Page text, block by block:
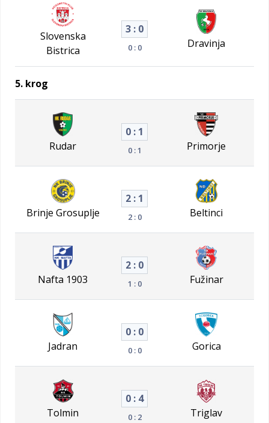
Slovenska
Bistrica
3 : 0
0 : 0 Dravinja
5. krog
Rudar
0 : 1
0 : 1 Primorje
Brinje Grosuplje
2 : 1
2 : 0 Beltinci
Nafta 1903
2 : 0
1 : 0 Fužinar
Jadran
0 : 0
0 : 0 Gorica
Tolmin
0 : 4
0 : 2 Triglav